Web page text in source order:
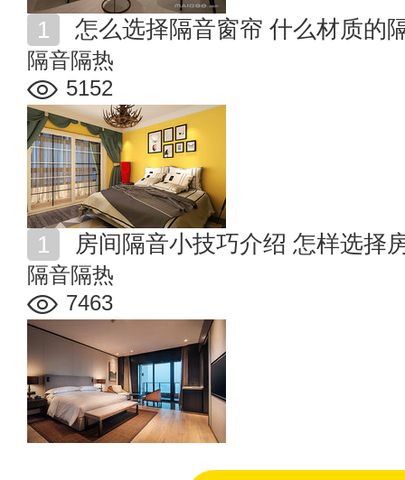
怎么选择隔音窗帘 什么材质的
隔音隔热
5152
房间隔音小技巧介绍 怎样选择
隔音隔热
7463